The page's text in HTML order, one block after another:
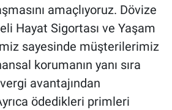
amaçlıyoruz. Dövize
Hayat Sigortası ve Yaşam
sayesinde müşterilerimiz
korumanın yanı sıra
avantajından
ödedikleri primleri